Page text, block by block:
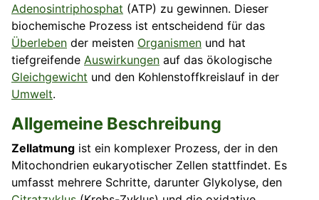
Adenosintriphosphat (ATP) zu gewinnen. Dieser
biochemische Prozess ist entscheidend für das
Überleben der meisten Organismen und hat
tiefgreifende Auswirkungen auf das ökologische
Gleichgewicht und den Kohlenstoffkreislauf in der
Umwelt.
Allgemeine Beschreibung
Zellatmung ist ein komplexer Prozess, der in den
Mitochondrien eukaryotischer Zellen stattfindet. Es
umfasst mehrere Schritte, darunter Glykolyse, den